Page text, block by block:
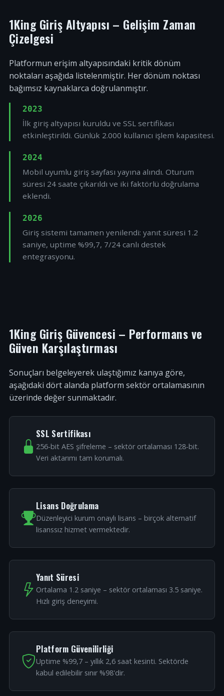
1King Giriş Altyapısı – Gelişim Zaman
Çizelgesi
Platformun erişim altyapısındaki kritik dönüm
noktaları aşağıda listelenmiştir. Her dönüm noktası
bağımsız kaynaklarca doğrulanmıştır.
2023
İlk giriş altyapısı kuruldu ve SSL sertifikası
etkinleştirildi. Günlük 2.000 kullanıcı işlem kapasitesi.
2024
Mobil uyumlu giriş sayfası yayına alındı. Oturum
süresi 24 saate çıkarıldı ve iki faktörlü doğrulama
eklendi.
2026
Giriş sistemi tamamen yenilendi: yanıt süresi 1.2
saniye, uptime %99,7, 7/24 canlı destek
entegrasyonu.
1King Giriş Güvencesi – Performans ve
Güven Karşılaştırması
Sonuçları belgeleyerek ulaştığımız kanıya göre,
aşağıdaki dört alanda platform sektör ortalamasının
üzerinde değer sunmaktadır.
SSL Sertifikası
256-bit AES şifreleme – sektör ortalaması 128-bit.
Veri aktarımı tam korumalı.
Lisans Doğrulama
Düzenleyici kurum onaylı lisans – birçok alternatif
lisanssız hizmet vermektedir.
Yanıt Süresi
Ortalama 1.2 saniye – sektör ortalaması 3.5 saniye.
Hızlı giriş deneyimi.
Platform Güvenilirliği
Uptime %99,7 – yıllık 2,6 saat kesinti. Sektörde
kabul edilebilir sınır %98'dir.